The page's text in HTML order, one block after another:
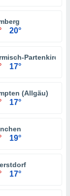
20°
17°
(Allgäu)
17°
19°
17°